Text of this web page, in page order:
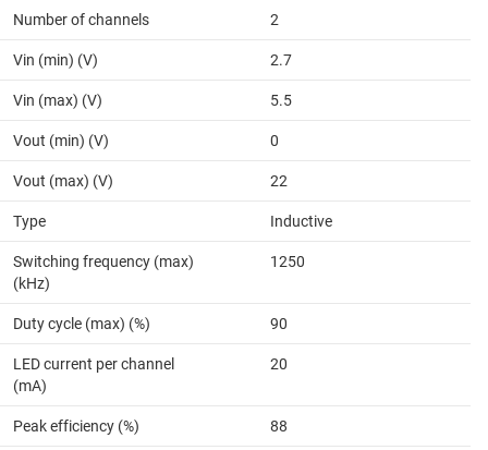
Number of channels 2
Vin (min) (V) 2.7
Vin (max) (V) 5.5
Vout (min) (V) 0
Vout (max) (V) 22
Type Inductive
Switching frequency (max)
(kHz)
1250
Duty cycle (max) (%) 90
LED current per channel
(mA)
20
Peak efficiency (%) 88